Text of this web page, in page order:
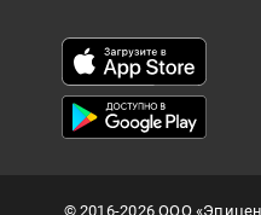
©2016-2026ООО